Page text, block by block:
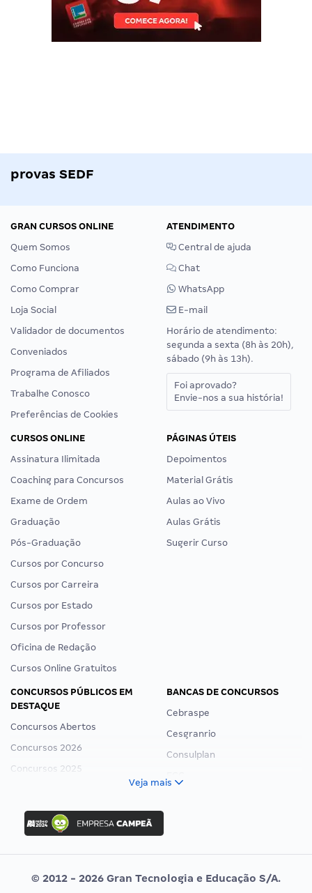
provas SEDF
GRAN CURSOS ONLINE
Quem Somos
Como Funciona
Como Comprar
Loja Social
Validador de documentos
Conveniados
Programa de Afiliados
Trabalhe Conosco
Preferências de Cookies
ATENDIMENTO
Central de ajuda
Chat
WhatsApp
E-mail
Horário de atendimento:
segunda a sexta (8h às 20h),
sábado (9h às 13h).
Foi aprovado?
Envie-nos a sua história!
CURSOS ONLINE
Assinatura Ilimitada
Coaching para Concursos
Exame de Ordem
Graduação
Pós-Graduação
Cursos por Concurso
Cursos por Carreira
Cursos por Estado
Cursos por Professor
Oficina de Redação
Cursos Online Gratuitos
PÁGINAS ÚTEIS
Depoimentos
Material Grátis
Aulas ao Vivo
Aulas Grátis
Sugerir Curso
CONCURSOS PÚBLICOS EM
DESTAQUE
Concursos Abertos
Concursos 2026
Concursos 2025
Concurso Ibama
Concurso MPU
Editais publicados
BANCAS DE CONCURSOS
Cebraspe
Cesgranrio
Consulplan
Vunesp
Veja mais
© 2012 - 2026 Gran Tecnologia e Educação S/A.